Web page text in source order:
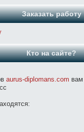
Заказать работу
Кто на сайте?
aurus-diplomans.com вам